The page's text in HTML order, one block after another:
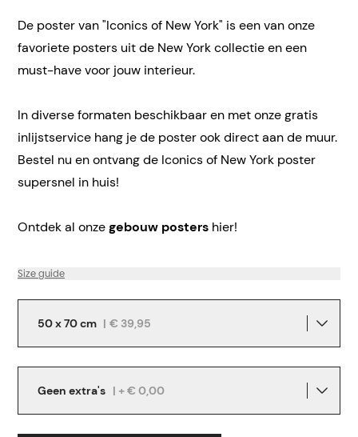
De poster van "Iconics of New York" is een van onze
favoriete posters uit de New York collectie en een
must-have voor jouw interieur.
In diverse formaten beschikbaar en met onze gratis
inlijstservice hang je de poster ook direct aan de muur.
Bestel nu en ontvang de Iconics of New York poster
supersnel in huis!
Ontdek al onzegebouw posters hier!
Size guide
50 x 70 cm | € 39,95
Geen extra's | + € 0,00